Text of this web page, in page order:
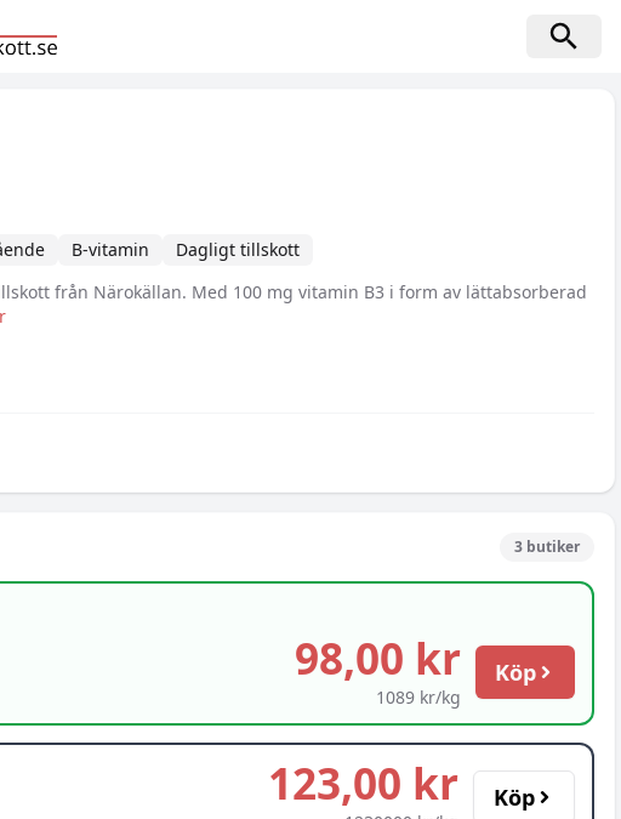
B-vitamin
Dagligt tillskott
från Närokällan. Med 100 mg vitamin B3 i form av lättabsorberad
3 butiker
98,00 kr
1089 kr/kg
Köp
123,00 kr Köp